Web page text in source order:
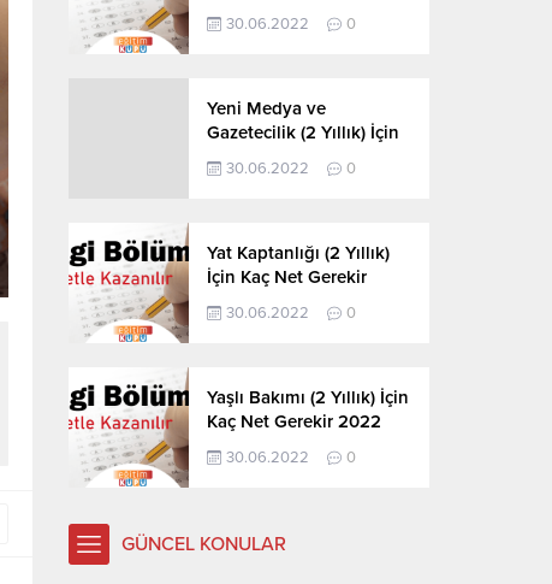
2022
30.06.2022 0
Yeni Medya ve
Gazetecilik (2 Yıllık) İçin
Kaç Net Gerekir 2022
30.06.2022 0
Yat Kaptanlığı (2 Yıllık)
İçin Kaç Net Gerekir
2022
30.06.2022 0
Yaşlı Bakımı (2 Yıllık) İçin
Kaç Net Gerekir 2022
30.06.2022 0
GÜNCEL KONULAR